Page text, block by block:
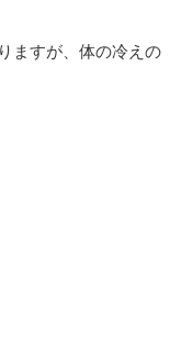
ますが、体の冷えの